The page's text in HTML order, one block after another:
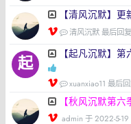
【清风沉默】
清风沉默 最后回复
【起凡沉默】
xuanxiao11 最后
【秋风沉默第
admin 于 2022-5-19